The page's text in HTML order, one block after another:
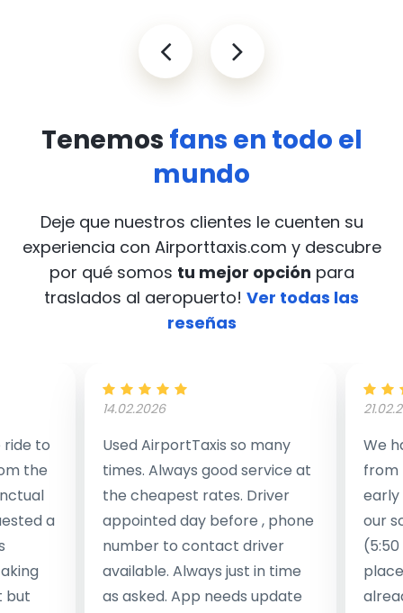
Tenemos fans en todo el
mundo
Deje que nuestros clientes le cuenten su
experiencia con Airporttaxis.com y descubre
por qué somos tu mejor opción para
traslados al aeropuerto! Ver todas las
reseñas
to
the
a
but
14.02.2026
Used AirportTaxis so many
times. Always good service at
the cheapest rates. Driver
appointed day before , phone
number to contact driver
available. Always just in time
as asked. App needs update
We
from
early
our